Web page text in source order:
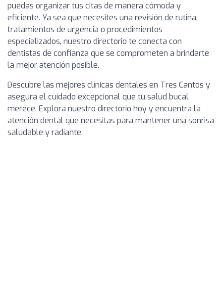
puedas organizar tus citas de manera cómoda y
eficiente. Ya sea que necesites una revisión de rutina,
tratamientos de urgencia o procedimientos
especializados, nuestro directorio te conecta con
dentistas de confianza que se comprometen a brindarte
la mejor atención posible.
Descubre las mejores clínicas dentales en Tres Cantos y
asegura el cuidado excepcional que tu salud bucal
merece. Explora nuestro directorio hoy y encuentra la
atención dental que necesitas para mantener una sonrisa
saludable y radiante.